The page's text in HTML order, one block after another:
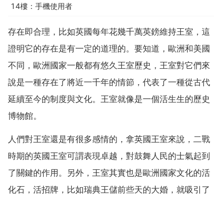
14樓：手機使用者
存在即合理，比如英國每年花幾千萬英鎊維持王室，這
證明它的存在是有一定的道理的。要知道，歐洲和美國
不同，歐洲國家一般都有悠久王室歷史，王室對它們來
說是一種存在了將近一千年的情節，代表了一種從古代
延續至今的制度與文化。王室就像是一個活生生的歷史
博物館。
人們對王室還是有很多感情的，拿英國王室來說，二戰
時期的英國王室可謂表現卓越，對鼓舞人民的士氣起到
了關鍵的作用。另外，王室其實也是歐洲國家文化的活
化石，活招牌，比如瑞典王儲前些天的大婚，就吸引了